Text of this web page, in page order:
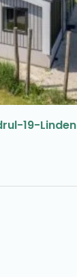
19-Linden